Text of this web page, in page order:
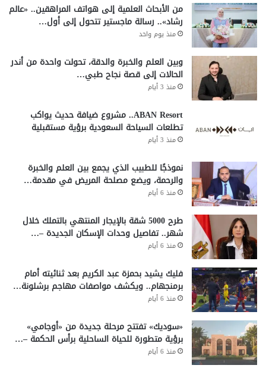
من الأبحاث العلمية إلى هواتف المراهقين.. «عالم
رشاد».. رسالة ماجستير تتحول إلى أول…
منذ يوم واحد
وبين العلم والخبرة والدقة، تحولت واحدة من أندر
الحالات إلى قصة نجاح طبي…
منذ 3 أيام
ABAN Resort.. مشروع ضيافة حديث يواكب
تطلعات السياحة السعودية برؤية مستقبلية
منذ 3 أيام
نموذجًا للطبيب الذي يجمع بين العلم والخبرة
والرحمة، ويضع مصلحة المريض في مقدمة…
منذ 6 أيام
طرح 5000 شقة بالإيجار المنتهي بالتملك خلال
شهر.. تفاصيل وحدات الإسكان الجديدة –…
منذ 6 أيام
فليك يشيد بحمزة عبد الكريم بعد ثنائيته أمام
برمنجهام.. ويكشف مواصفات مهاجم برشلونة…
منذ 6 أيام
«سوديك» تفتتح مرحلة جديدة من «أوجامي»
برؤية متطورة للحياة الساحلية برأس الحكمة –…
منذ 6 أيام